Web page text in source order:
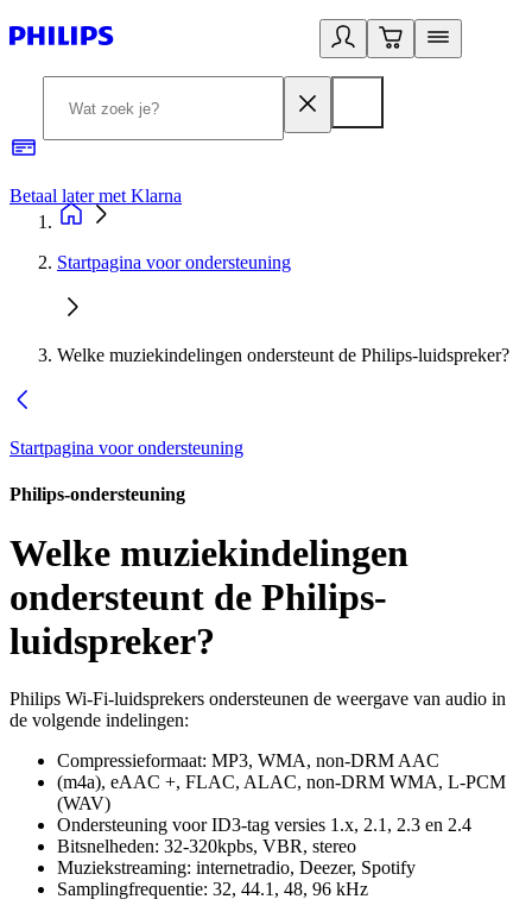
Betaal later met Klarna
Startpagina voor ondersteuning
Welke muziekindelingen ondersteunt de Philips-luidspreker?
Startpagina voor ondersteuning
Philips-ondersteuning
Welke muziekindelingen
ondersteunt de Philips-
luidspreker?
Philips Wi-Fi-luidsprekers ondersteunen de weergave van audio in
de volgende indelingen:
Compressieformaat: MP3, WMA, non-DRM AAC
(m4a), eAAC +, FLAC, ALAC, non-DRM WMA, L-PCM
(WAV)
Ondersteuning voor ID3-tag versies 1.x, 2.1, 2.3 en 2.4
Bitsnelheden: 32-320kpbs, VBR, stereo
Muziekstreaming: internetradio, Deezer, Spotify
Samplingfrequentie: 32, 44.1, 48, 96 kHz